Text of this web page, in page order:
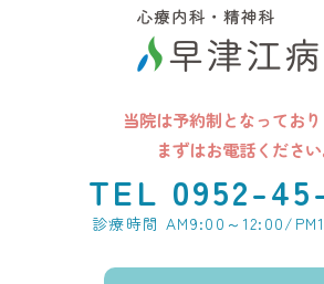
当院は予約制となっており
まずはお電話ください
TEL 0952-
診療時間 AM9:00～12:00/